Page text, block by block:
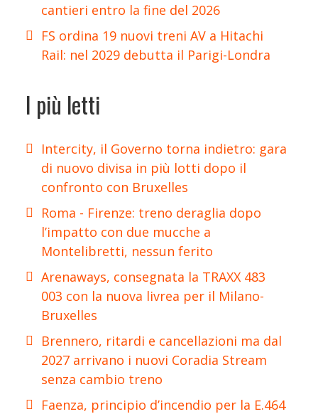
cantieri entro la fine del 2026
FS ordina 19 nuovi treni AV a Hitachi
Rail: nel 2029 debutta il Parigi-Londra
I più letti
Intercity, il Governo torna indietro: gara
di nuovo divisa in più lotti dopo il
confronto con Bruxelles
Roma - Firenze: treno deraglia dopo
l’impatto con due mucche a
Montelibretti, nessun ferito
Arenaways, consegnata la TRAXX 483
003 con la nuova livrea per il Milano-
Bruxelles
Brennero, ritardi e cancellazioni ma dal
2027 arrivano i nuovi Coradia Stream
senza cambio treno
Faenza, principio d’incendio per la E.464